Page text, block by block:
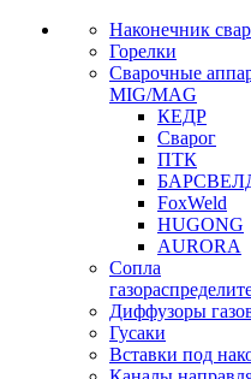
Наконечник
Горелки
Сварочные
MIG/MAG
КЕДР
Сварог
ПТК
FoxWeld
HUGONG
AURORA
Сопла
Диффузоры
Гусаки
Вставки под